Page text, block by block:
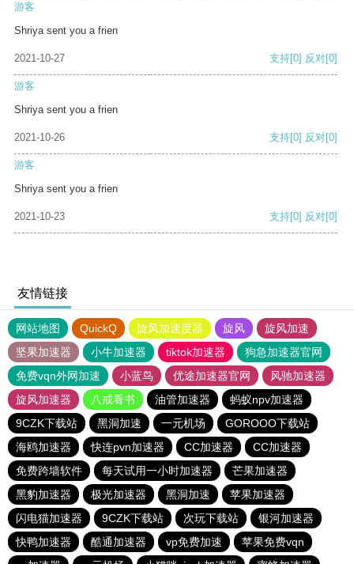
游客
Shriya sent you a frien
2021-10-27 支持[0] 反对[0]
游客
Shriya sent you a frien
2021-10-26 支持[0] 反对[0]
游客
Shriya sent you a frien
2021-10-23 支持[0] 反对[0]
友情链接
网站地图 QuickQ 旋风加速度器 旋风
旋风加速
坚果加速器
小牛加速器 tiktok加速器
狗急加速器官网
免费vqn外网加速
小蓝鸟 优途加速器官网
风驰加速器
旋风加速器
八戒看书 油管加速器
蚂蚁npv加速器
9CZK下载站
黑洞加速 一元机场
GOROOO下载站
海鸥加速器
快连pvn加速器 CC加速器
CC加速器
免费跨墙软件
每天试用一小时加速器
芒果加速器
黑豹加速器
极光加速器 黑洞加速
苹果加速器
闪电猫加速器
9CZK下载站 次玩下载站
银河加速器
快鸭加速器
酷通加速器 vp免费加速
苹果免费vqn